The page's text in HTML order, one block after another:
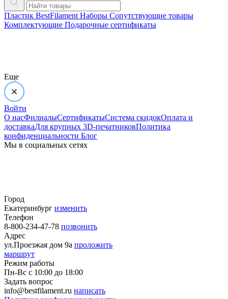
Пластик BestFilamentНаборы Сопутствующие товары
Комплектующие Подарочные сертификаты
Еще
Войти
О насФилиалыСертификатыСистема скидокОплата и
доставкаДля крупных 3D-печатниковПолитика
конфиденциальности Блог
Мы в социальных сетях
Город
Екатеринбург изменить
Телефон
8-800-234-47-78 позвонить
Адрес
ул.Проезжая дом 9а проложить
маршрут
Режим работы
Пн-Вс с 10:00 до 18:00
Задать вопрос
info@bestfilament.ru написать